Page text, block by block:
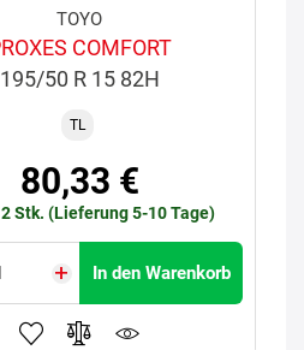
TOYO
COMFORT
195/50 R 15 82H
TL
80,33 €
Stk. (Lieferung 5-10 Tage)
In den Warenkorb